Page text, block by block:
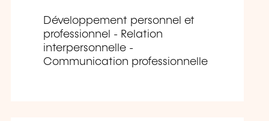
Développement personnel et
professionnel - Relation
interpersonnelle -
Communication professionnelle